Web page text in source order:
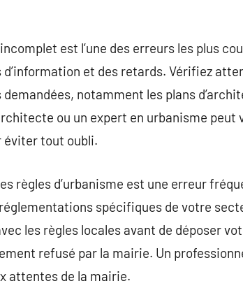
est l’une des erreurs les plus
et des retards. Vérifiez
notamment les plans
ou un expert en urbanisme peut
éviter tout oubli.
règles d’urbanisme est une erreur
spécifiques de votre
les règles locales avant de déposer
refusé par la mairie. Un
attentes de la mairie.